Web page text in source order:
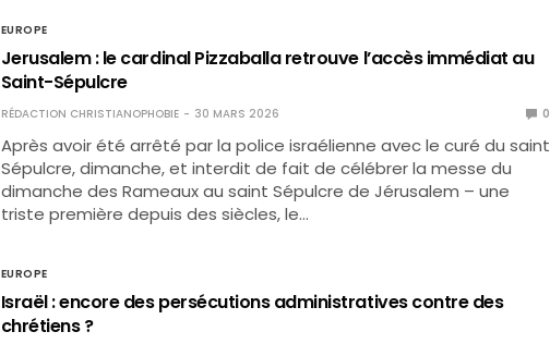
EUROPE
Jerusalem : le cardinal Pizzaballa retrouve l’accès immédiat au
Saint-Sépulcre
RÉDACTION CHRISTIANOPHOBIE 30 MARS 2026 0
Après avoir été arrêté par la police israélienne avec le curé du saint
Sépulcre, dimanche, et interdit de fait de célébrer la messe du
dimanche des Rameaux au saint Sépulcre de Jérusalem – une
triste première depuis des siècles, le…
EUROPE
Israël : encore des persécutions administratives contre des
chrétiens ?